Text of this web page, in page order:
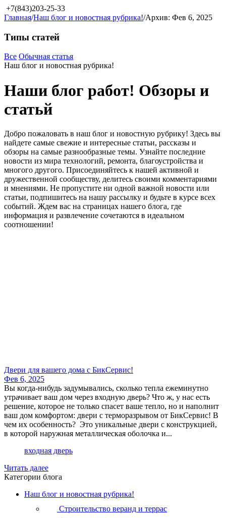
+7(843)203-25-33
Главная/Наш блог и новостная рубрика!/Архив: Фев 6, 2025
Типы статей
Все Обычная статья
Наш блог и новостная рубрика!
Наши блог работ! Обзоры и
статьй
Добро пожаловать в наш блог и новостную рубрику! Здесь вы
найдете самые свежие и интересные статьи, рассказы и
обзоры на самые разнообразные темы. Узнайте последние
новости из мира технологий, ремонта, благоустройства и
многого другого. Присоединяйтесь к нашей активной и
дружественной сообществу, делитесь своими комментариями
и мнениями. Не пропустите ни одной важной новости или
статьи, подпишитесь на нашу рассылку и будьте в курсе всех
событий. Ждем вас на страницах нашего блога, где
информация и развлечение сочетаются в идеальном
соотношении!
Двери для вашего дома с БикСервис!
Фев 6, 2025
Вы когда-нибудь задумывались, сколько тепла ежеминутно
утрачивает ваш дом через входную дверь? Что ж, у нас есть
решение, которое не только спасет ваше тепло, но и наполнит
ваш дом комфортом: двери с терморазрывом от БикСервис! В
чем их особенность? Это уникальные двери с конструкцией,
в которой наружная металлическая оболочка и...
входная дверь
Читать далее
Категории блога
Наш блог и новостная рубрика!
Строительство веранд и террас